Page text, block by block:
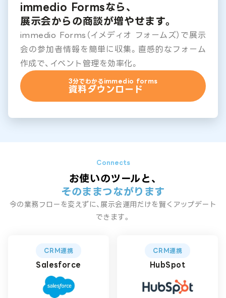
immedio Formsなら、
展示会からの商談が増やせます。
immedio Forms（イメディオ フォームズ）で展示
会の参加者情報を簡単に収集。直感的なフォーム
作成で、イベント管理を効率化。
3分でわかるimmedio forms
資料ダウンロード
お使いのツールと、
そのままつながります
今の業務フローを変えずに、展示会運用だけを賢くアップデート
できます。
CRM連携
Salesforce
CRM連携
HubSpot